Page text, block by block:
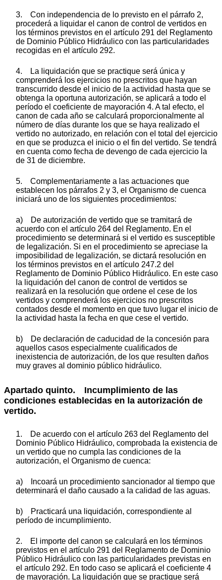
3. Con independencia de lo previsto en el párrafo 2,
procederá a liquidar el canon de control de vertidos en
los términos previstos en el artículo 291 del Reglamento
de Dominio Público Hidráulico con las particularidades
recogidas en el artículo 292.
4. La liquidación que se practique será única y
comprenderá los ejercicios no prescritos que hayan
transcurrido desde el inicio de la actividad hasta que se
obtenga la oportuna autorización, se aplicará a todo el
período el coeficiente de mayoración 4. A tal efecto, el
canon de cada año se calculará proporcionalmente al
número de días durante los que se haya realizado el
vertido no autorizado, en relación con el total del ejercicio
en que se produzca el inicio o el fin del vertido. Se tendrá
en cuenta como fecha de devengo de cada ejercicio la
de 31 de diciembre.
5. Complementariamente a las actuaciones que
establecen los párrafos 2 y 3, el Organismo de cuenca
iniciará uno de los siguientes procedimientos:
a) De autorización de vertido que se tramitará de
acuerdo con el artículo 264 del Reglamento. En el
procedimiento se determinará si el vertido es susceptible
de legalización. Si en el procedimiento se apreciase la
imposibilidad de legalización, se dictará resolución en
los términos previstos en el artículo 247.2 del
Reglamento de Dominio Público Hidráulico. En este caso
la liquidación del canon de control de vertidos se
realizará en la resolución que ordene el cese de los
vertidos y comprenderá los ejercicios no prescritos
contados desde el momento en que tuvo lugar el inicio de
la actividad hasta la fecha en que cese el vertido.
b) De declaración de caducidad de la concesión para
aquellos casos especialmente cualificados de
inexistencia de autorización, de los que resulten daños
muy graves al dominio público hidráulico.
Apartado quinto. Incumplimiento de las
condiciones establecidas en la autorización de
vertido.
1. De acuerdo con el artículo 263 del Reglamento del
Dominio Público Hidráulico, comprobada la existencia de
un vertido que no cumpla las condiciones de la
autorización, el Organismo de cuenca:
a) Incoará un procedimiento sancionador al tiempo que
determinará el daño causado a la calidad de las aguas.
b) Practicará una liquidación, correspondiente al
período de incumplimiento.
2. El importe del canon se calculará en los términos
previstos en el artículo 291 del Reglamento de Dominio
Público Hidráulico con las particularidades previstas en
el artículo 292. En todo caso se aplicará el coeficiente 4
de mayoración. La liquidación que se practique será